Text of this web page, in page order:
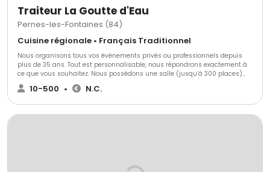
Traiteur La Goutte d'Eau
Pernes-les-Fontaines (84)
Cuisine régionale • Français Traditionnel
Nous organisons tous vos événements privés ou professionnels depuis
plus de 35 ans. Tout est personnalisable, nous répondrons exactement à
ce que vous souhaitez. Nous possédons une salle (jusqu’à 300 places)
avec parc, nous pouvons aussi nous déplacer directement dans le lieu
que vous aurez choisi.
10-500 • N.C.